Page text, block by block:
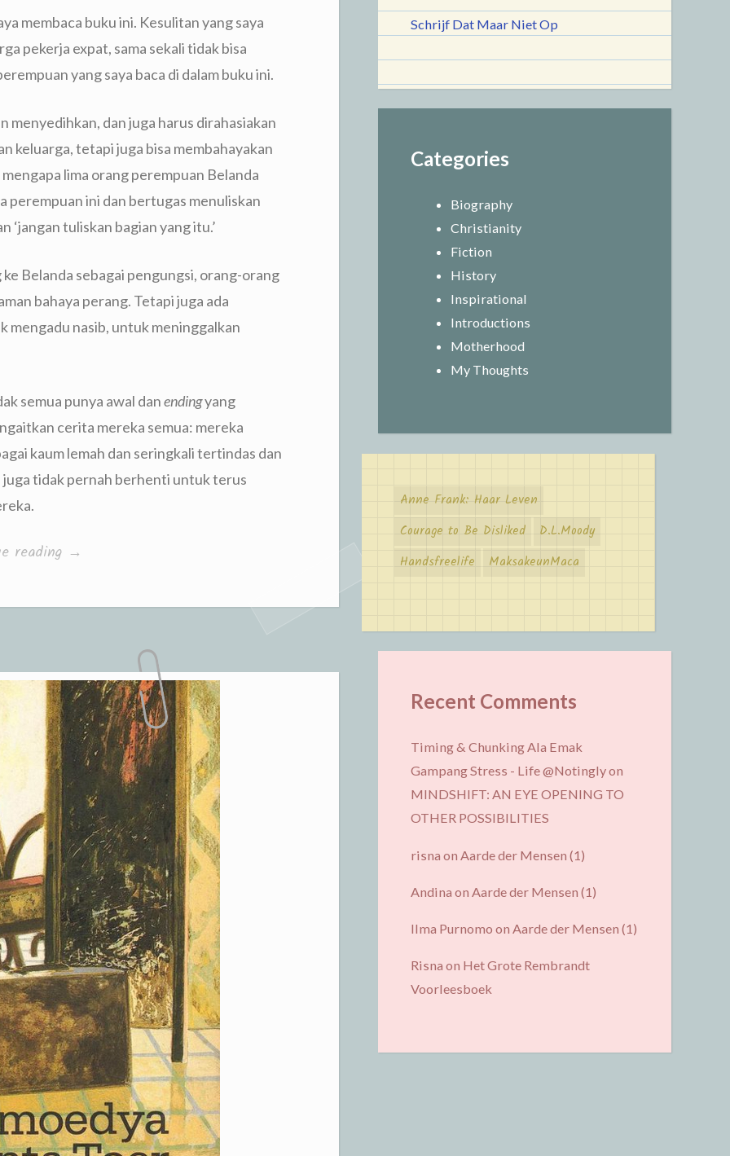
membaca buku ini. Kesulitan yang saya
pekerja expat, sama sekali tidak bisa
yang saya baca di dalam buku ini.
dan juga harus dirahasiakan
keluarga, tetapi juga bisa membahayakan
lima orang perempuan Belanda
perempuan ini dan bertugas menuliskan
tuliskan bagian yang itu.’
Belanda sebagai pengungsi, orang-orang
bahaya perang. Tetapi juga ada
mengadu nasib, untuk meninggalkan
semua punya awal danendingyang
cerita mereka semua: mereka
kaum lemah dan seringkali tertindas dan
tidak pernah berhenti untuk terus
reading “Schrijf
Maar
→
Schrijf Dat Maar Niet Op
Categories
Biography
Christianity
Fiction
History
Inspirational
Introductions
Motherhood
My Thoughts
Anne Frank: Haar Leven
Courage to Be Disliked
D.L.Moody
Handsfreelife
MaksakeunMaca
Recent Comments
Timing & Chunking Ala Emak
Gampang Stress - Life @Notinglyon
MINDSHIFT: AN EYE OPENING TO
OTHER POSSIBILITIES
risna on Aarde der Mensen (1)
Andina on Aarde der Mensen (1)
Ilma Purnomo on Aarde der Mensen (1)
Risna on Het Grote Rembrandt
Voorleesboek